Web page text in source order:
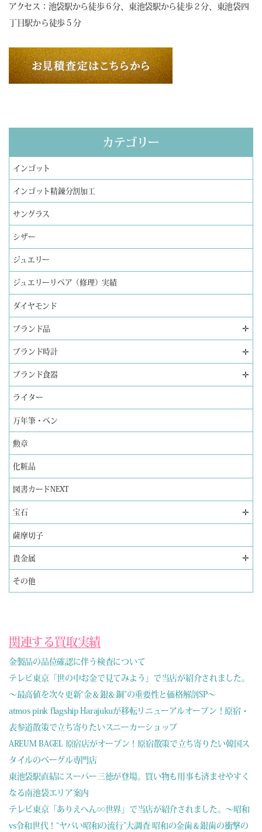
アクセス：池袋駅から徒歩６分、東池袋駅から徒歩２分、東池袋四
丁目駅から徒歩５分
カテゴリー
インゴット
インゴット精錬分割加工
サングラス
シザー
ジュエリー
ジュエリーリペア（修理）実績
ダイヤモンド
ブランド品 ✛
ブランド時計 ✛
ブランド食器 ✛
ライター
万年筆・ペン
勲章
化粧品
図書カードNEXT
宝石 ✛
薩摩切子
貴金属 ✛
その他
関連する買取実績
金製品の品位確認に伴う検査について
テレビ東京「世の中お金で見てみよう」で当店が紹介されました。
～最高値を次々更新“金＆銀＆銅”の重要性と価格解剖SP～
atmos pink flagship Harajukuが移転リニューアルオープン！原宿・
表参道散策で立ち寄りたいスニーカーショップ
AREUM BAGEL 原宿店がオープン！原宿散策で立ち寄りたい韓国ス
タイルのベーグル専門店
東池袋駅直結にスーパー三徳が登場。買い物も用事も済ませやすく
なる南池袋エリア案内
テレビ東京「ありえへん∞世界」で当店が紹介されました。～昭和
vs令和世代！“ヤバい昭和の流行”大調査 昭和の金歯＆銀歯の衝撃の